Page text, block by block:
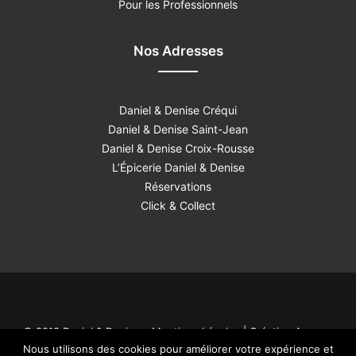
Pour les Professionnels
Nos Adresses
Daniel & Denise Créqui
Daniel & Denise Saint-Jean
Daniel & Denise Croix-Rousse
L’Épicerie Daniel & Denise
Réservations
Click & Collect
© 2018 Daniel & Denise –Mentions Légales| CréationAgence
Roadmap
Nous utilisons des cookies pour améliorer votre expérience et